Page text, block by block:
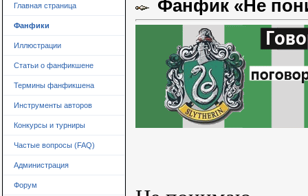
Главная страница
Фанфики
Иллюстрации
Статьи о фанфикшене
Термины фанфикшена
Инструменты авторов
Конкурсы и турниры
Частые вопросы (FAQ)
Администрация
Форум
Фанфик «Не